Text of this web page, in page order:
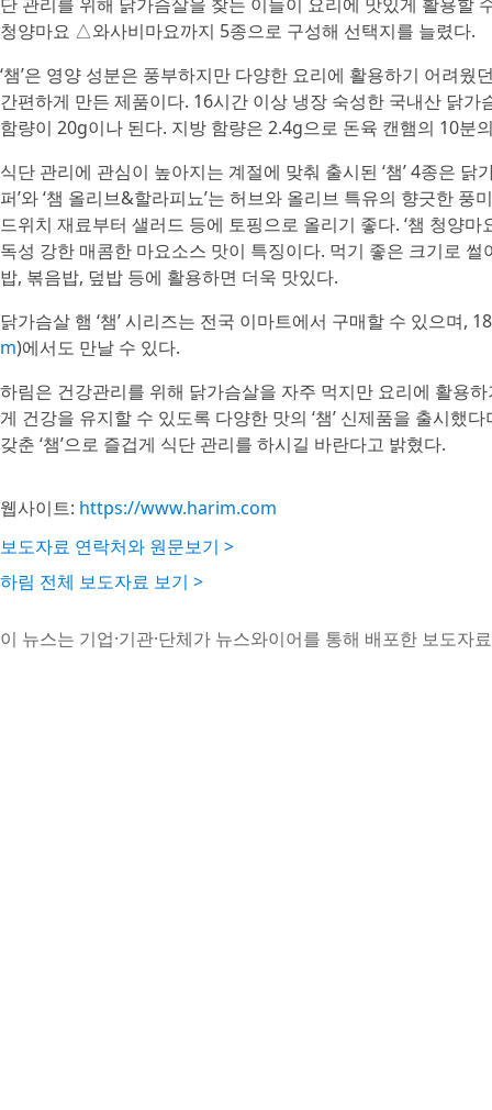
청양마요 △와사비마요까지 5종으로 구성해 선택지를 늘렸다.
‘챔’은 영양 성분은 풍부하지만 다양한 요리에 활용하기 어려
간편하게 만든 제품이다. 16시간 이상 냉장 숙성한 국내산 닭
함량이 20g이나 된다. 지방 함량은 2.4g으로 돈육 캔햄의 10분
식단 관리에 관심이 높아지는 계절에 맞춰 출시된 ‘챔’ 4종은
퍼’와 ‘챔 올리브&할라피뇨’는 허브와 올리브 특유의 향긋한
드위치 재료부터 샐러드 등에 토핑으로 올리기 좋다. ‘챔 청양마
독성 강한 매콤한 마요소스 맛이 특징이다. 먹기 좋은 크기로
밥, 볶음밥, 덮밥 등에 활용하면 더욱 맛있다.
닭가슴살 햄 ‘챔’ 시리즈는 전국 이마트에서 구매할 수 있으며,
m)에서도 만날 수 있다.
하림은 건강관리를 위해 닭가슴살을 자주 먹지만 요리에 활용
게 건강을 유지할 수 있도록 다양한 맛의 ‘챔’ 신제품을 출시했
갖춘 ‘챔’으로 즐겁게 식단 관리를 하시길 바란다고 밝혔다.
웹사이트: https://www.harim.com
보도자료 연락처와 원문보기 >
하림 전체 보도자료 보기 >
이 뉴스는 기업·기관·단체가 뉴스와이어를 통해 배포한 보도자